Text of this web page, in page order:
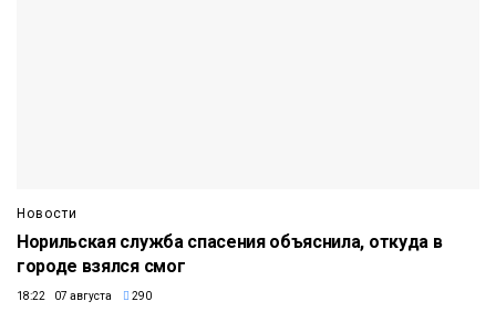
Новости
Норильская служба спасения объяснила, откуда в
городе взялся смог
18:22 07 августа 290